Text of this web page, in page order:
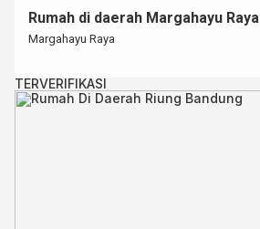
Rumah di daerah Margahayu Raya
Margahayu Raya
TERVERIFIKASI